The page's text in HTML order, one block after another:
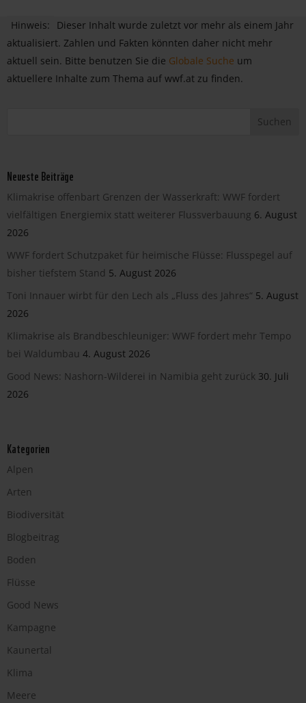
Hinweis:
Dieser Inhalt wurde zuletzt vor mehr als einem Jahr
aktualisiert. Zahlen und Fakten könnten daher nicht mehr
aktuell sein. Bitte benutzen Sie die Globale Suche um
aktuellere Inhalte zum Thema auf wwf.at zu finden.
Neueste Beiträge
Klimakrise offenbart Grenzen der Wasserkraft: WWF fordert
vielfältigen Energiemix statt weiterer Flussverbauung 6. August
2026
WWF fordert Schutzpaket für heimische Flüsse: Flusspegel auf
bisher tiefstem Stand 5. August 2026
Toni Innauer wirbt für den Lech als „Fluss des Jahres“ 5. August
2026
Klimakrise als Brandbeschleuniger: WWF fordert mehr Tempo
bei Waldumbau 4. August 2026
Good News: Nashorn-Wilderei in Namibia geht zurück 30. Juli
2026
Kategorien
Alpen
Arten
Biodiversität
Blogbeitrag
Boden
Flüsse
Good News
Kampagne
Kaunertal
Klima
Meere